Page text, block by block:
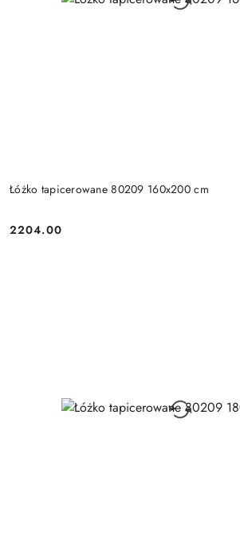
Łóżko tapicerowane 80209 160x200 cm
Cena:
2204.00